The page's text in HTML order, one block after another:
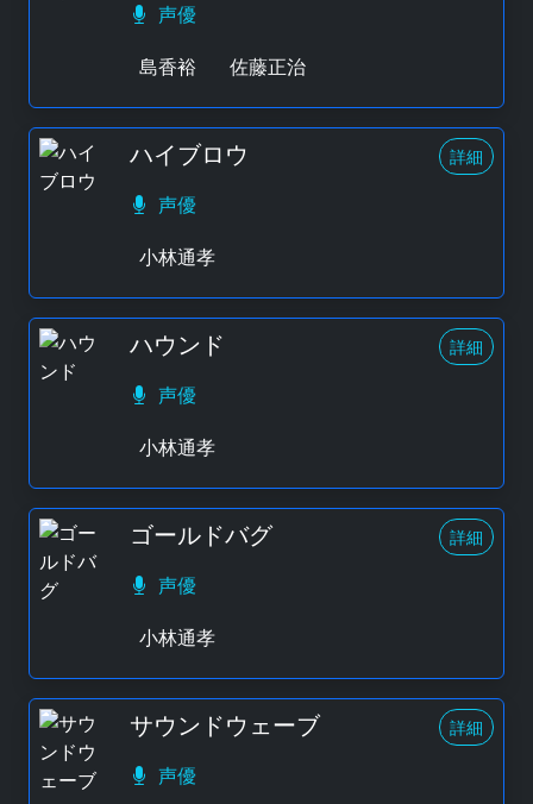
声優
島香裕
佐藤正治
ハイブロウ 詳細
声優
小林通孝
ハウンド 詳細
声優
小林通孝
ゴールドバグ 詳細
声優
小林通孝
サウンドウェーブ 詳細
声優